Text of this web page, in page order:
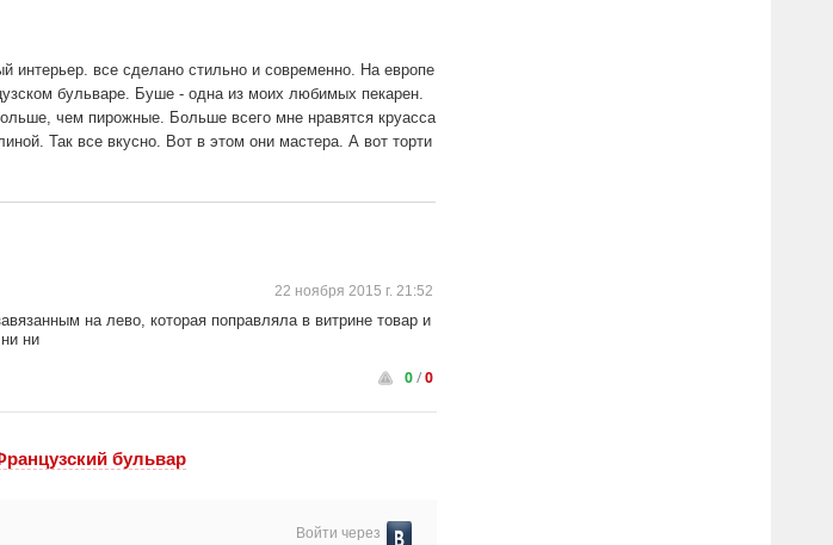
интерьер. все сделано стильно и современно. На европе
бульваре. Буше - одна из моих любимых пекарен.
чем пирожные. Больше всего мне нравятся круасса
Так все вкусно. Вот в этом они мастера. А вот торти
22 ноября 2015 г. 21:52
на лево, которая поправляла в витрине товар и
ни
0/0
бульвар
Войти через